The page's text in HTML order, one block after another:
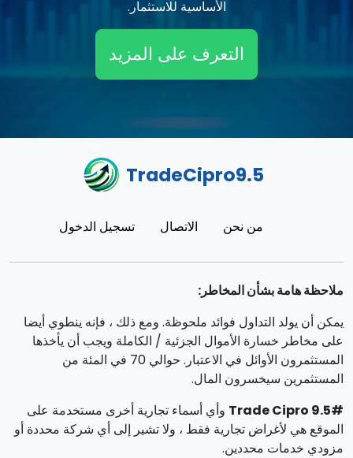
الأساسية للاستثمار.
التعرف على المزيد
TradeCipro9.5
من نحن الاتصال تسجيل الدخول
ملاحظة هامة بشأن المخاطر:
يمكن أن يولد التداول فوائد ملحوظة. ومع ذلك ، فإنه ينطوي أيضا
على مخاطر خسارة الأموال الجزئية / الكاملة ويجب أن يأخذها
المستثمرون الأوائل في الاعتبار. حوالي 70 في المئة من
المستثمرين سيخسرون المال.
#Trade Cipro 9.5
وأي أسماء تجارية أخرى مستخدمة على
الموقع هي لأغراض تجارية فقط ، ولا تشير إلى أي شركة محددة أو
مزودي خدمات محددين.